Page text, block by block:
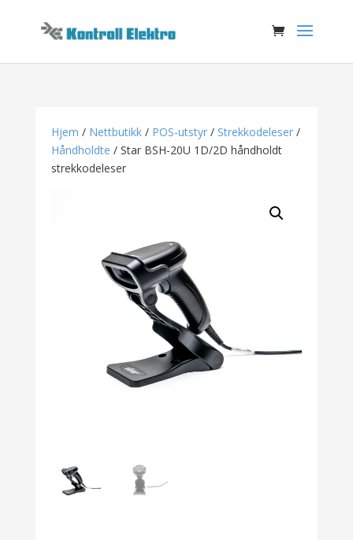
Hjem / Nettbutikk/ POS-utstyr/ Strekkodeleser/
Håndholdte / Star BSH-20U 1D/2D håndholdt
strekkodeleser